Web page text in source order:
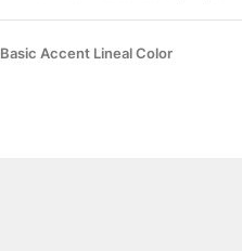
Basic Accent Lineal Color